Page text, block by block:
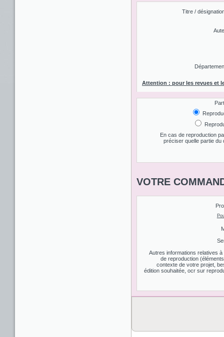
Titre /
Attention : pour les revues et
En cas de reproduction
préciser quelle partie du
VOTRE
Autres informations relatives
de reproduction
contexte de votre projet,
édition souhaitée, ocr sur